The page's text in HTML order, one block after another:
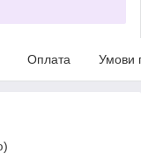
Оплата Умови